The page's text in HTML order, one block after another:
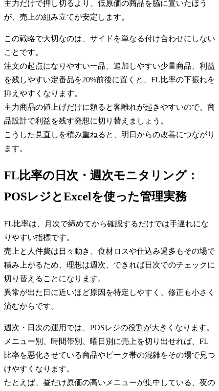
主力だけで押し切るより、低原価の商品を脇に置いたほう
が、売上の組み立てが安定します。
この戦略で大切なのは、サイドを単なる付け合わせにしない
ことです。
注文の起点になりやすい一品、追加しやすい少量商品、利益
を残しやすい定番品を20%前後に置くと、FL比率の下振れを
抑えやすくなります。
主力商品の値上げだけに頼ると客離れが起きやすいので、商
品設計で利益を残す発想に切り替えましょう。
こうした見直しを積み重ねると、明日からの改善につながり
ます。
FL比率の日次・週次モニタリング：
POSレジとExcelを使った管理実務
FL比率は、月次で締めてから確認するだけでは手遅れにな
りやすい指標です。
売上と人件費は日々動き、食材ロスや仕込み過多もその場で
積み上がるため、理想は週次、できれば日次でのチェックに
切り替えることになります。
異常が出た日に近いほど原因を特定しやすく、修正も小さく
済むからです。
週次・日次の運用では、POSレジの役割が大きくなります。
メニュー別、時間帯別、曜日別に売上を切り出せれば、FL
比率を悪化させている商品やピーク帯の混雑をその場で見つ
けやすくなります。
たとえば、昼だけ原価の高いメニューが集中している、夜の